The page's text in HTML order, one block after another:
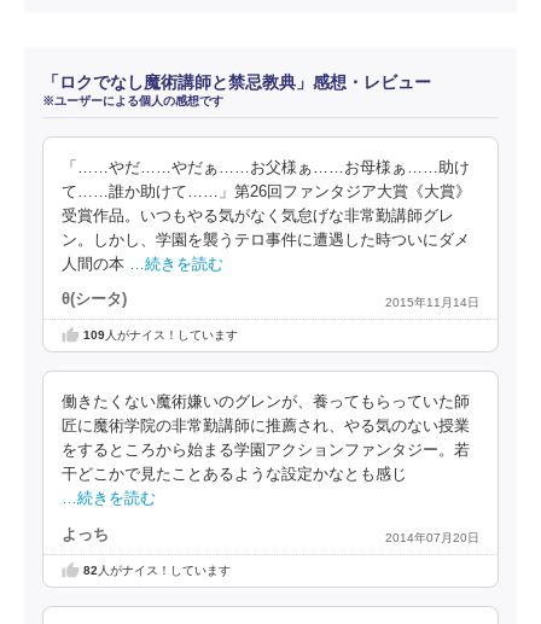
「ロクでなし魔術講師と禁忌教典」感想・レビュー
※ユーザーによる個人の感想です
「……やだ……やだぁ……お父様ぁ……お母様ぁ……助け
て……誰か助けて……」第26回ファンタジア大賞《大賞》
受賞作品。いつもやる気がなく気怠げな非常勤講師グレ
ン。しかし、学園を襲うテロ事件に遭遇した時ついにダメ
人間の本
…続きを読む
θ(シータ) 2015年11月14日
109人がナイス！しています
働きたくない魔術嫌いのグレンが、養ってもらっていた師
匠に魔術学院の非常勤講師に推薦され、やる気のない授業
をするところから始まる学園アクションファンタジー。若
干どこかで見たことあるような設定かなとも感じ
…続きを読む
よっち 2014年07月20日
82 人がナイス！しています